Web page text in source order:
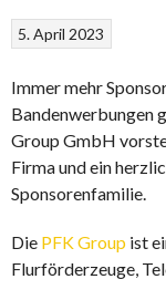
5. April 2023
Immer mehr
Bandenwerbungen
Group GmbH
Firma und ein
Sponsorenfamilie.
Die PFK Group ist
Flurförderzeuge,